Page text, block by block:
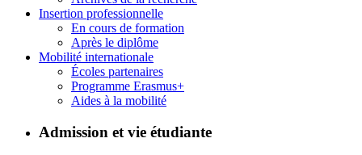
Insertion professionnelle
En cours de formation
Après le diplôme
Mobilité internationale
Écoles partenaires
Programme Erasmus+
Aides à la mobilité
Admission et vie étudiante